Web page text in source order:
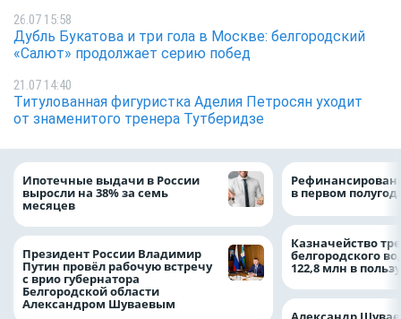
26.07 15:58
Дубль Букатова и три гола в Москве: белгородский
«Салют» продолжает серию побед
21.07 14:40
Титулованная фигуристка Аделия Петросян уходит
от знаменитого тренера Тутберидзе
Ипотечные выдачи в России
выросли на 38% за семь
месяцев
Президент России Владимир
Путин провёл рабочую встречу
с врио губернатора
Белгородской области
Александром Шуваевым
в первом
Казначейство
белгородского
122,8 млн в